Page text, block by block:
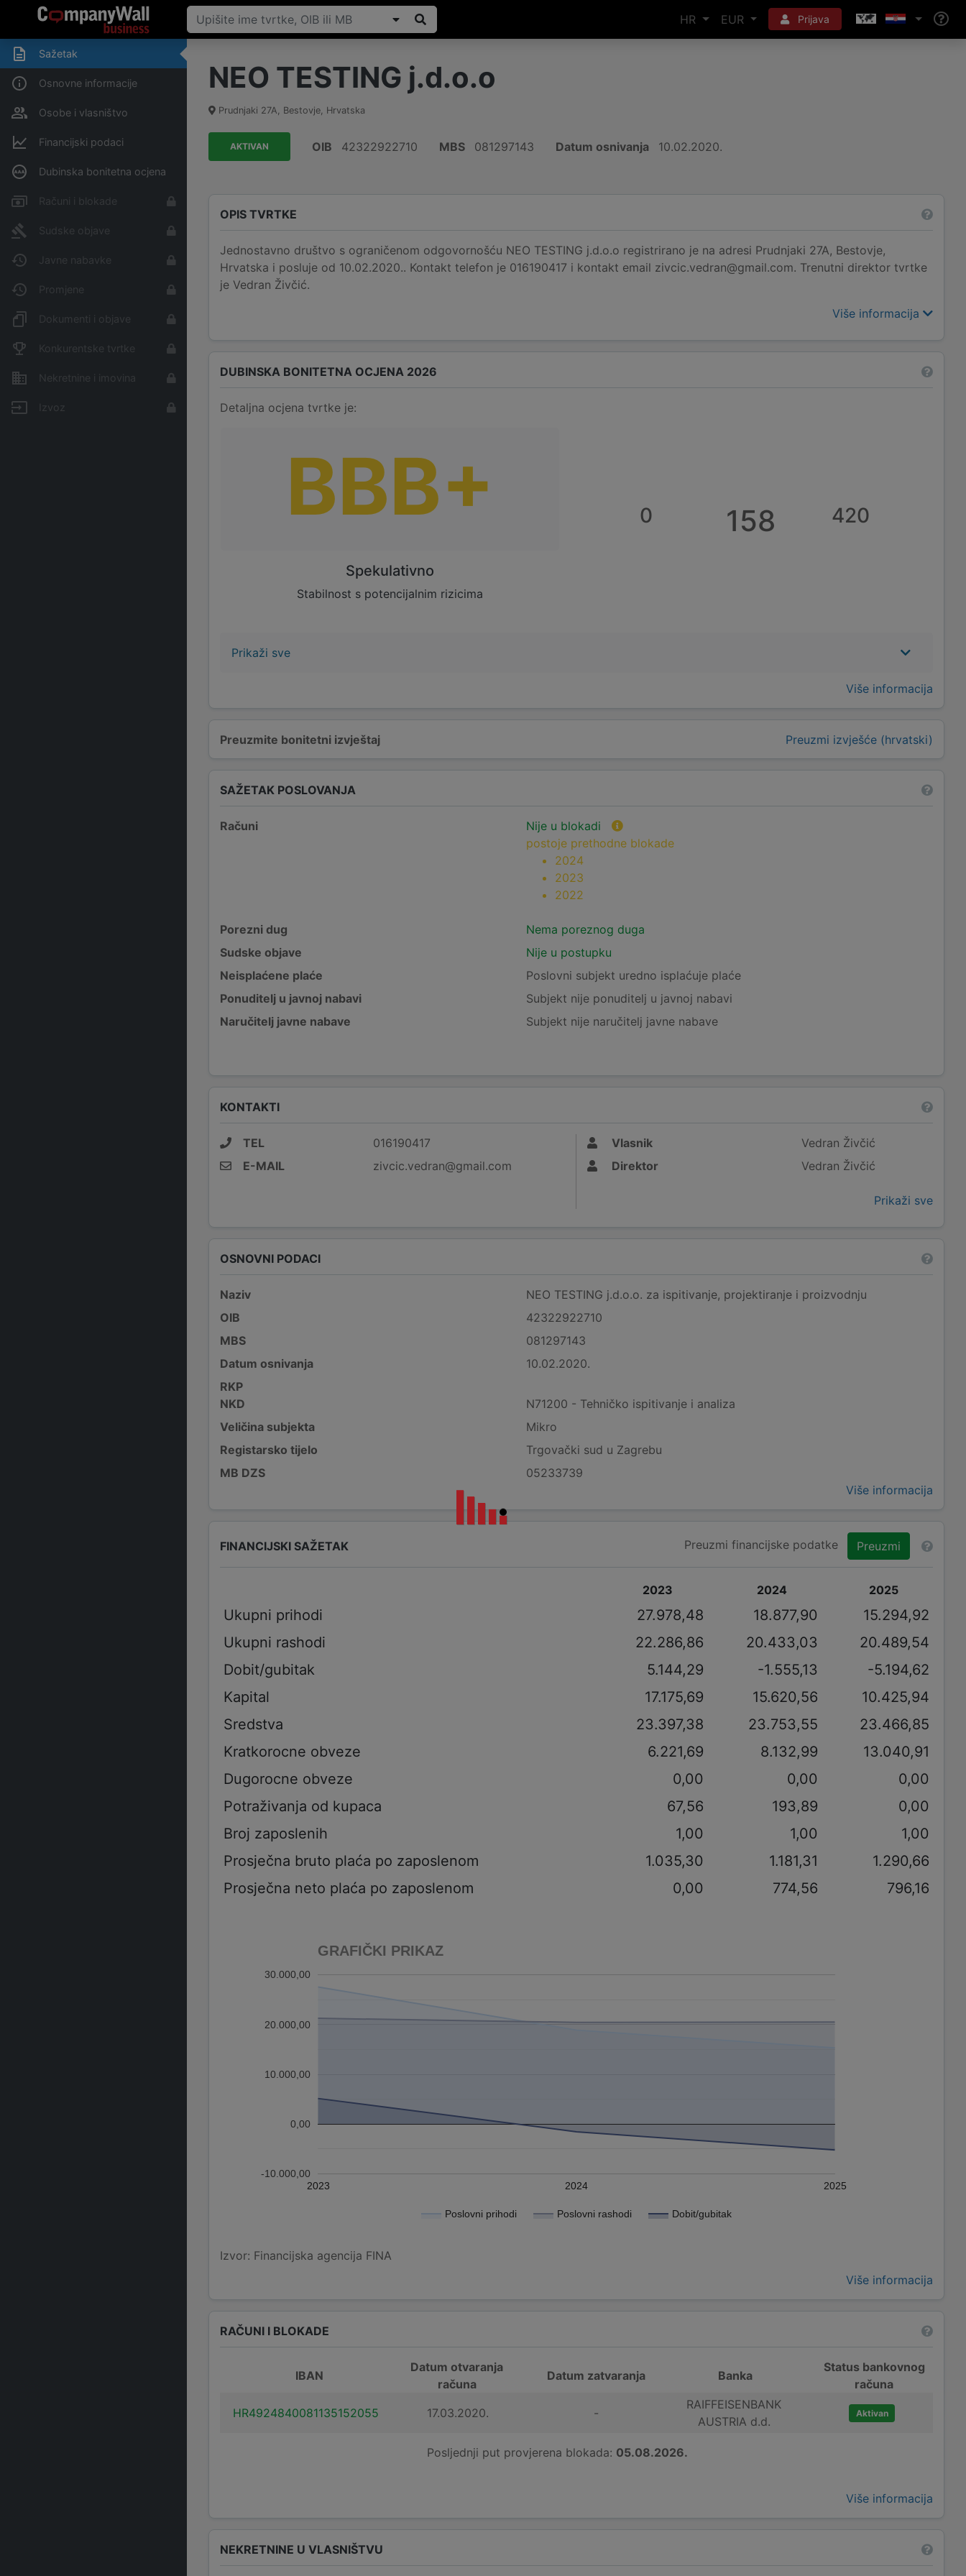
HR EUR Prijava
Sažetak
Osnovne informacije
Osobe i vlasništvo
Financijski podaci
Dubinska bonitetna ocjena
Računi i blokade
Sudske objave
Javne nabavke
Promjene
Dokumenti i objave
Konkurentske tvrtke
Nekretnine i imovina
Izvoz
NEO TESTING j.d.o.o
Prudnjaki 27A, Bestovje, Hrvatska
AKTIVAN OIB 42322922710 MBS 081297143 Datum osnivanja 10.02.2020.
OPIS TVRTKE
Jednostavno društvo s ograničenom odgovornošću NEO TESTING j.d.o.o registrirano je na adresi Prudnjaki 27A, Bestovje,
Hrvatska i posluje od 10.02.2020.. Kontakt telefon je 016190417 i kontakt email zivcic.vedran@gmail.com. Trenutni direktor tvrtke
je Vedran Živčić.
Više informacija
Preuzmite bonitetni izvještaj Preuzmi izvješće (hrvatski)
DUBINSKA BONITETNA OCJENA 2026
Detaljna ocjena tvrtke je:
BBB+
Spekulativno
Stabilnost s potencijalnim rizicima
0 158 420
Prikaži sve
Više informacija
SAŽETAK POSLOVANJA
Računi
Nije u blokadi
postoje prethodne blokade
2024
2023
2022
Porezni dug
Nema poreznog duga
Sudske objave
Nije u postupku
Neisplaćene plaće
Poslovni subjekt uredno isplaćuje plaće
Ponuditelj u javnoj nabavi
Subjekt nije ponuditelj u javnoj nabavi
Naručitelj javne nabave
Subjekt nije naručitelj javne nabave
KONTAKTI
TEL
016190417
E-MAIL
zivcic.vedran@gmail.com
Vlasnik
Vedran Živčić
Direktor
Vedran Živčić
Prikaži sve
OSNOVNI PODACI
Naziv
NEO TESTING j.d.o.o. za ispitivanje, projektiranje i proizvodnju
OIB
42322922710
MBS
081297143
Datum osnivanja
10.02.2020.
RKP
NKD
N71200 - Tehničko ispitivanje i analiza
Veličina subjekta
Mikro
Registarsko tijelo
Trgovački sud u Zagrebu
MB DZS
05233739
Više informacija
FINANCIJSKI SAŽETAK Preuzmi financijske podatke Preuzmi
2023 2024 2025
Ukupni prihodi 27.978,48 18.877,90
15.294,92
Ukupni rashodi
22.286,86 20.433,03
20.489,54
Dobit/gubitak
5.144,29 -1.555,13
-5.194,62
Kapital
17.175,69 15.620,56
10.425,94
Sredstva
23.397,38 23.753,55
23.466,85
Kratkorocne obveze
6.221,69 8.132,99
13.040,91
Dugorocne obveze
0,00 0,00
0,00
Potraživanja od kupaca
67,56 193,89
0,00
Broj zaposlenih
1,00 1,00
1,00
Prosječna bruto plaća po zaposlenom
1.035,30 1.181,31
1.290,66
Prosječna neto plaća po zaposlenom
0,00 774,56 796,16
GRAFIČKI PRIKAZ
Poslovni prihodi Poslovni rashodi Dobit/gubitak
2023 2024 2025
-10.000,00
0,00
10.000,00
20.000,00
30.000,00
Izvor: Financijska agencija FINA
Više informacija
RAČUNI I BLOKADE
IBAN
Datum otvaranja
računa
Datum zatvaranja Banka
Status bankovnog
računa
HR4924840081135152055
17.03.2020. -
RAIFFEISENBANK
AUSTRIA d.d.
Aktivan
Posljednji put provjerena blokada: 05.08.2026.
Više informacija
NEKRETNINE U VLASNIŠTVU